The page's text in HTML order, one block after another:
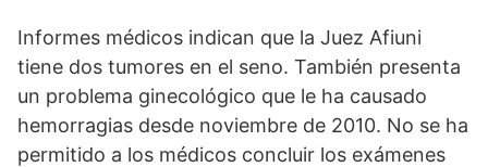
Informes médicos indican que la Juez Afiuni
tiene dos tumores en el seno. También presenta
un problema ginecológico que le ha causado
hemorragias desde noviembre de 2010. No se ha
permitido a los médicos concluir los exámenes